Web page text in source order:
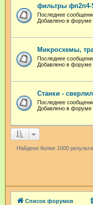
фильтры фп2п4-
Последнее
Добавлено в форуме
Микросхемы,
Последнее
Добавлено в форуме
Станки -
Последнее
Добавлено в форуме
Найдено более 1000
Список форумов